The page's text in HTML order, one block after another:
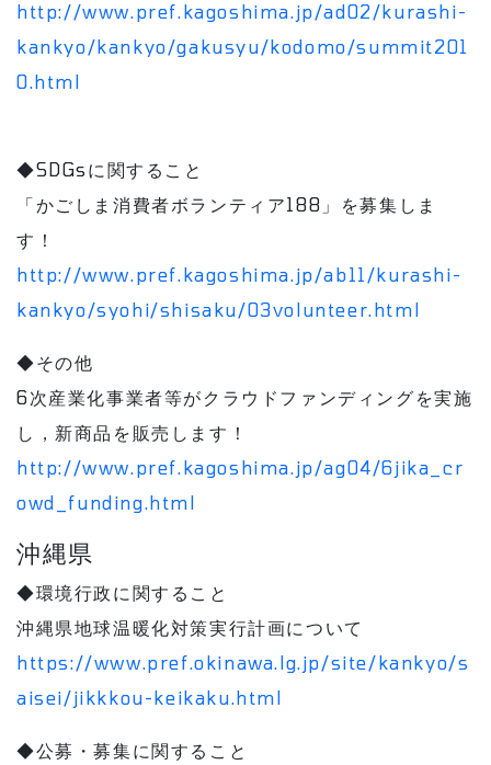
http://www.pref.kagoshima.jp/ad02/kurashi-
kankyo/kankyo/gakusyu/kodomo/summit201
0.html
◆SDGsに関すること
「かごしま消費者ボランティア188」を募集しま
す！
http://www.pref.kagoshima.jp/ab11/kurashi-
kankyo/syohi/shisaku/03volunteer.html
◆その他
6次産業化事業者等がクラウドファンディングを実施
し，新商品を販売します！
http://www.pref.kagoshima.jp/ag04/6jika_cr
owd_funding.html
沖縄県
◆環境行政に関すること
沖縄県地球温暖化対策実行計画について
https://www.pref.okinawa.lg.jp/site/kankyo/s
aisei/jikkkou-keikaku.html
◆公募・募集に関すること